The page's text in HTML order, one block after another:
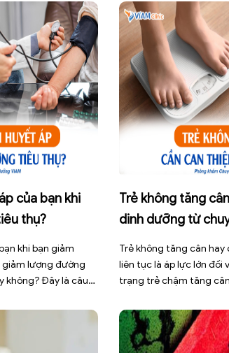
của bạn khi
thụ?
khi bạn giảm
lượng đường
không? Đây là câu
lối sống lành mạnh
Trẻ không tăng
dinh dưỡng từ
Trẻ không tăng cân
liên tục là áp lực lớn đối
trạng trẻ chậm tăng
lượng tiêu hao. Thay vì